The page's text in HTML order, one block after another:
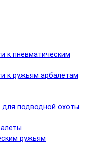
к пневматическим
к ружьям арбалетам
для подводной охоты
ружьям